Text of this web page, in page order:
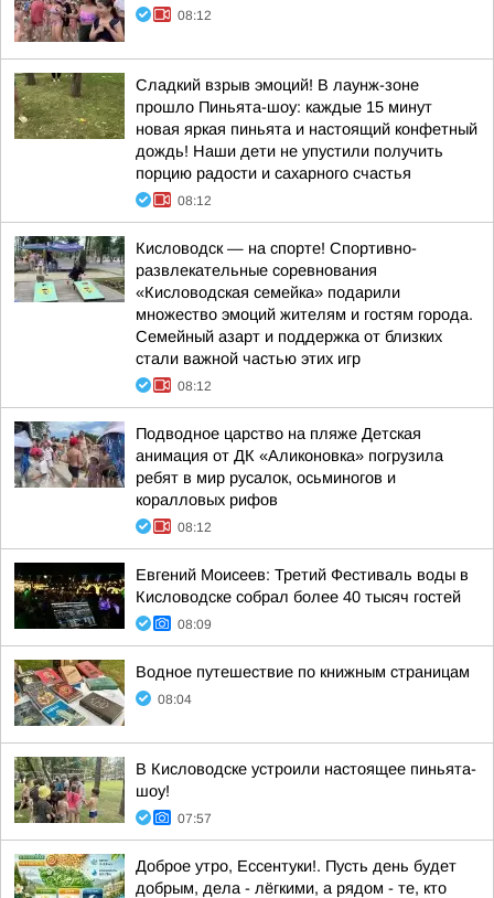
08:12
Сладкий взрыв эмоций! В лаунж-зоне
прошло Пиньята-шоу: каждые 15 минут
новая яркая пиньята и настоящий конфетный
дождь! Наши дети не упустили получить
порцию радости и сахарного счастья
08:12
Кисловодск — на спорте! Спортивно-
развлекательные соревнования
«Кисловодская семейка» подарили
множество эмоций жителям и гостям города.
Семейный азарт и поддержка от близких
стали важной частью этих игр
08:12
Подводное царство на пляже Детская
анимация от ДК «Аликоновка» погрузила
ребят в мир русалок, осьминогов и
коралловых рифов
08:12
Евгений Моисеев: Третий Фестиваль воды в
Кисловодске собрал более 40 тысяч гостей
08:09
Водное путешествие по книжным страницам
08:04
В Кисловодске устроили настоящее пиньята-
шоу!
07:57
Доброе утро, Ессентуки!. Пусть день будет
добрым, дела - лёгкими, а рядом - те, кто